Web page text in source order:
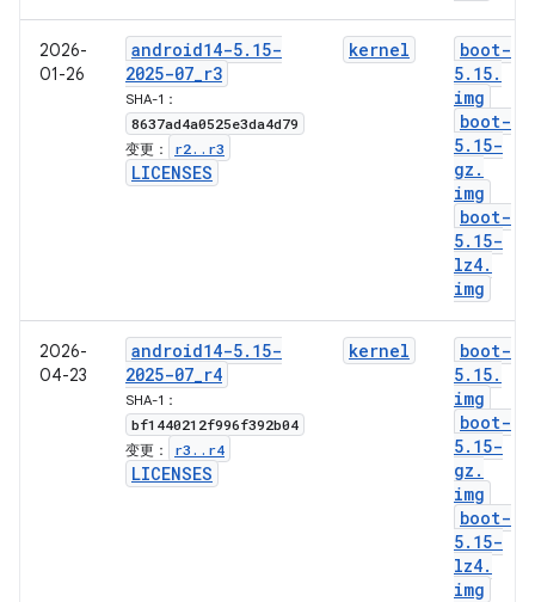
2026-
01-26
android14-5. 15-
2025-07_r3
SHA-1：
8637ad4a0525e3da4d79
变更： r2. . r3
LICENSES
kernel
boot-
5. 15.
img
boot-
5. 15-
gz .
img
boot-
5. 15-
lz4.
img
2026-
04-23
android14-5. 15-
2025-07_r4
SHA-1：
bf1440212f996f392b04
变更： r3 . . r4
LICENSES
kernel
boot-
5. 15.
img
boot-
5. 15-
gz .
img
boot-
5. 15-
lz4.
img